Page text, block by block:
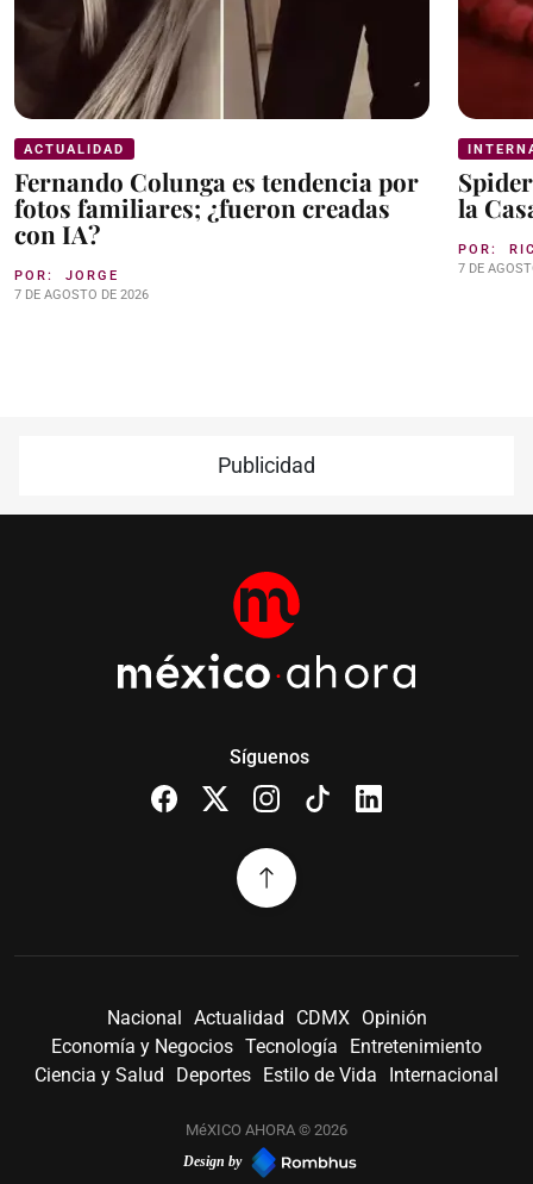
ACTUALIDAD
Fernando Colunga es tendencia por
fotos familiares; ¿fueron creadas
con IA?
POR: JORGE
7 DE AGOSTO DE 2026
la
POR:
7 DE
Publicidad
Síguenos
Nacional Actualidad CDMX
Opinión
Economía y Negocios Tecnología
Entretenimiento
Ciencia y Salud
Deportes Estilo de Vida Internacional
MéXICO AHORA © 2026
Design by